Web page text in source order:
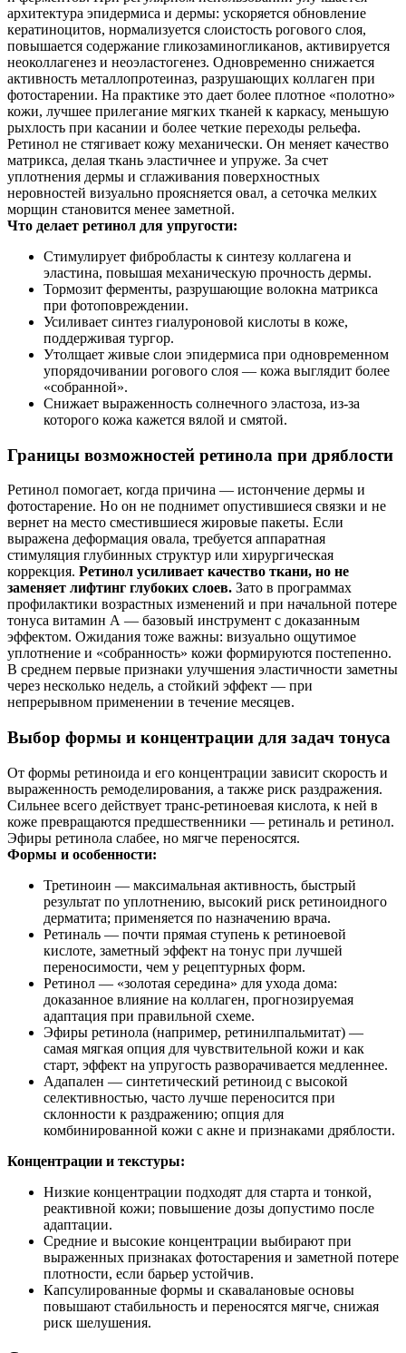
архитектура эпидермиса и дермы: ускоряется обновление
кератиноцитов, нормализуется слоистость рогового слоя,
повышается содержание гликозаминогликанов, активируется
неоколлагенез и неоэластогенез. Одновременно снижается
активность металлопротеиназ, разрушающих коллаген при
фотостарении. На практике это дает более плотное «полотно»
кожи, лучшее прилегание мягких тканей к каркасу, меньшую
рыхлость при касании и более четкие переходы рельефа.
Ретинол не стягивает кожу механически. Он меняет качество
матрикса, делая ткань эластичнее и упруже. За счет
уплотнения дермы и сглаживания поверхностных
неровностей визуально проясняется овал, а сеточка мелких
морщин становится менее заметной.
Что делает ретинол для упругости:
Стимулирует фибробласты к синтезу коллагена и
эластина, повышая механическую прочность дермы.
Тормозит ферменты, разрушающие волокна матрикса
при фотоповреждении.
Усиливает синтез гиалуроновой кислоты в коже,
поддерживая тургор.
Утолщает живые слои эпидермиса при одновременном
упорядочивании рогового слоя — кожа выглядит более
«собранной».
Снижает выраженность солнечного эластоза, из‑за
которого кожа кажется вялой и смятой.
Границы возможностей ретинола при дряблости
Ретинол помогает, когда причина — истончение дермы и
фотостарение. Но он не поднимет опустившиеся связки и не
вернет на место сместившиеся жировые пакеты. Если
выражена деформация овала, требуется аппаратная
стимуляция глубинных структур или хирургическая
коррекция. Ретинол усиливает качество ткани, но не
заменяет лифтинг глубоких слоев. Зато в программах
профилактики возрастных изменений и при начальной потере
тонуса витамин А — базовый инструмент с доказанным
эффектом. Ожидания тоже важны: визуально ощутимое
уплотнение и «собранность» кожи формируются постепенно.
В среднем первые признаки улучшения эластичности заметны
через несколько недель, а стойкий эффект — при
непрерывном применении в течение месяцев.
Выбор формы и концентрации для задач тонуса
От формы ретиноида и его концентрации зависит скорость и
выраженность ремоделирования, а также риск раздражения.
Сильнее всего действует транс‑ретиноевая кислота, к ней в
коже превращаются предшественники — ретиналь и ретинол.
Эфиры ретинола слабее, но мягче переносятся.
Формы и особенности:
Третиноин — максимальная активность, быстрый
результат по уплотнению, высокий риск ретиноидного
дерматита; применяется по назначению врача.
Ретиналь — почти прямая ступень к ретиноевой
кислоте, заметный эффект на тонус при лучшей
переносимости, чем у рецептурных форм.
Ретинол — «золотая середина» для ухода дома:
доказанное влияние на коллаген, прогнозируемая
адаптация при правильной схеме.
Эфиры ретинола (например, ретинилпальмитат) —
самая мягкая опция для чувствительной кожи и как
старт, эффект на упругость разворачивается медленнее.
Адапален — синтетический ретиноид с высокой
селективностью, часто лучше переносится при
склонности к раздражению; опция для
комбинированной кожи с акне и признаками дряблости.
Концентрации и текстуры:
Низкие концентрации подходят для старта и тонкой,
реактивной кожи; повышение дозы допустимо после
адаптации.
Средние и высокие концентрации выбирают при
выраженных признаках фотостарения и заметной потере
плотности, если барьер устойчив.
Капсулированные формы и скавалановые основы
повышают стабильность и переносятся мягче, снижая
риск шелушения.